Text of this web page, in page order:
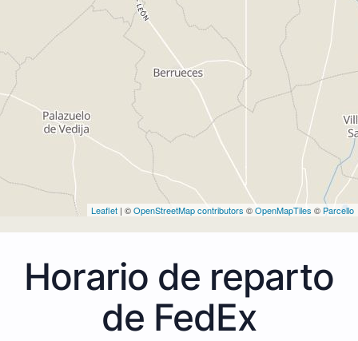
Leaflet | ©OpenStreetMap contributors ©OpenMapTiles © Parcello
Horario de reparto
de FedEx